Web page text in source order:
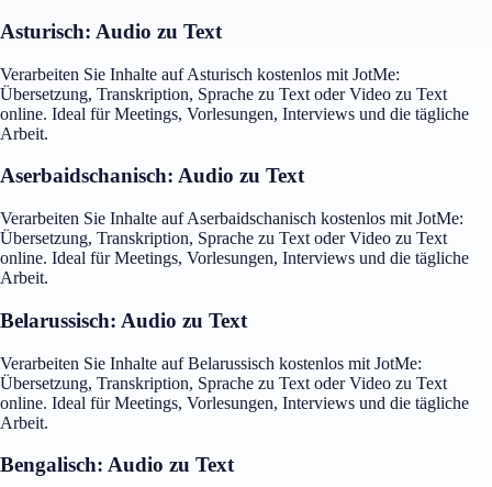
Asturisch: Audio zu Text
Verarbeiten Sie Inhalte auf Asturisch kostenlos mit JotMe:
Übersetzung, Transkription, Sprache zu Text oder Video zu Text
online. Ideal für Meetings, Vorlesungen, Interviews und die tägliche
Arbeit.
Aserbaidschanisch: Audio zu Text
Verarbeiten Sie Inhalte auf Aserbaidschanisch kostenlos mit JotMe:
Übersetzung, Transkription, Sprache zu Text oder Video zu Text
online. Ideal für Meetings, Vorlesungen, Interviews und die tägliche
Arbeit.
Belarussisch: Audio zu Text
Verarbeiten Sie Inhalte auf Belarussisch kostenlos mit JotMe:
Übersetzung, Transkription, Sprache zu Text oder Video zu Text
online. Ideal für Meetings, Vorlesungen, Interviews und die tägliche
Arbeit.
Bengalisch: Audio zu Text